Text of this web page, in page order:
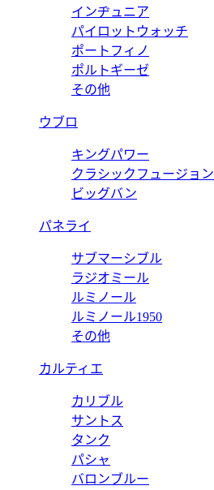
インヂュニア
パイロットウォッチ
ポートフィノ
ポルトギーゼ
その他
ウブロ
キングパワー
クラシックフュージョン
ビッグバン
パネライ
サブマーシブル
ラジオミール
ルミノール
ルミノール1950
その他
カルティエ
カリブル
サントス
タンク
パシャ
バロンブルー